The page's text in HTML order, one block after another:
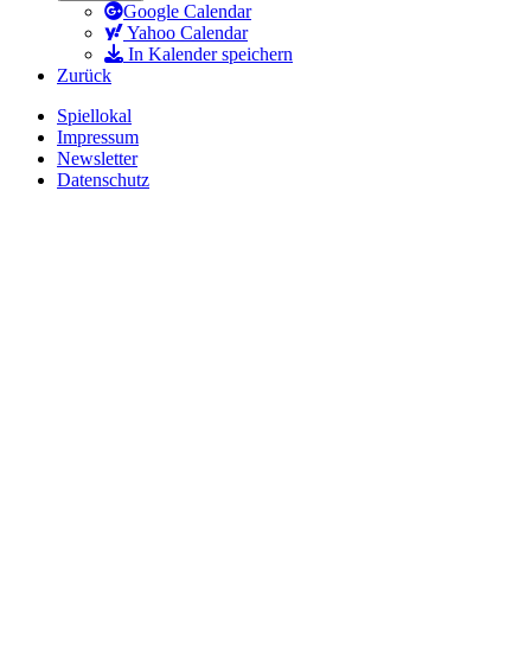
Google Calendar
Yahoo Calendar
In Kalender speichern
Zurück
Spiellokal
Impressum
Newsletter
Datenschutz